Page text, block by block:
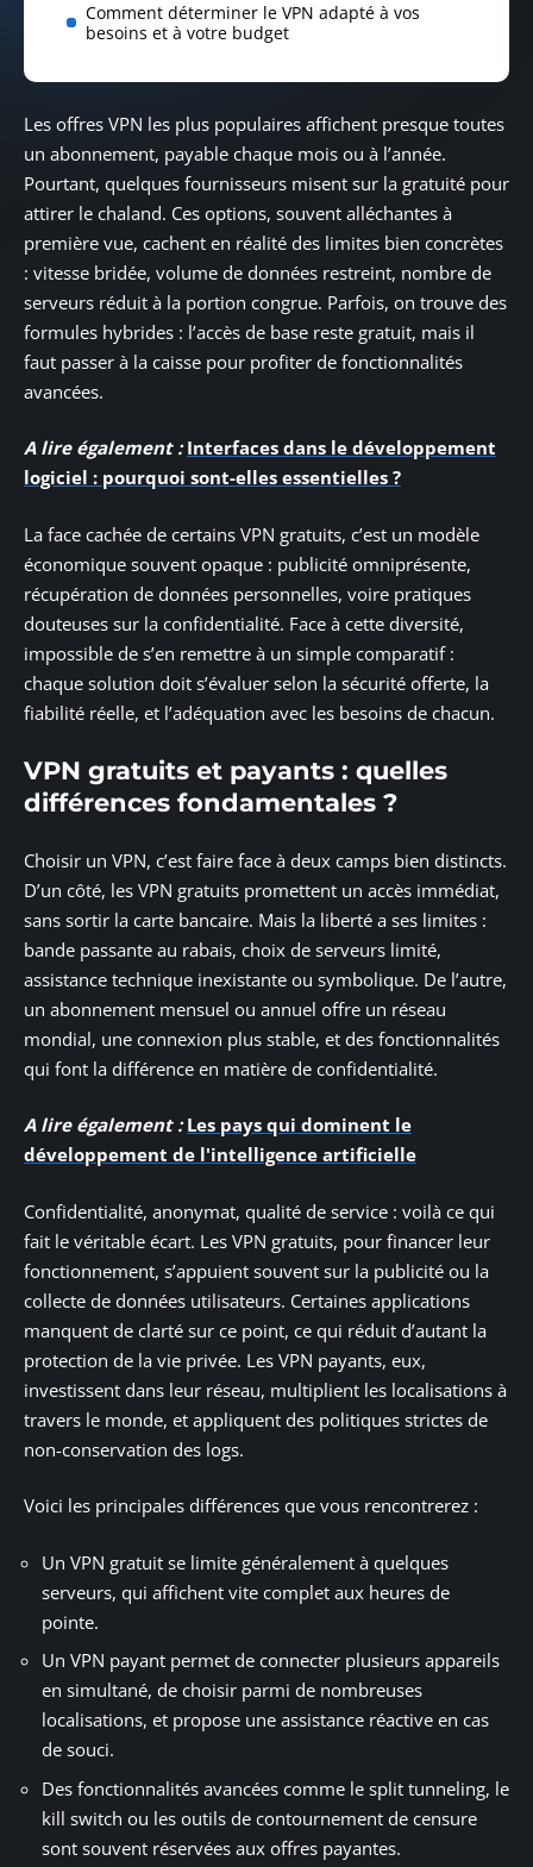
Comment déterminer le VPN adapté à vos
besoins et à votre budget
Les offres VPN les plus populaires affichent presque toutes
un abonnement, payable chaque mois ou à l’année.
Pourtant, quelques fournisseurs misent sur la gratuité pour
attirer le chaland. Ces options, souvent alléchantes à
première vue, cachent en réalité des limites bien concrètes
: vitesse bridée, volume de données restreint, nombre de
serveurs réduit à la portion congrue. Parfois, on trouve des
formules hybrides : l’accès de base reste gratuit, mais il
faut passer à la caisse pour profiter de fonctionnalités
avancées.
A lire également : Interfaces dans le développement
logiciel : pourquoi sont-elles essentielles ?
La face cachée de certains VPN gratuits, c’est un modèle
économique souvent opaque : publicité omniprésente,
récupération de données personnelles, voire pratiques
douteuses sur la confidentialité. Face à cette diversité,
impossible de s’en remettre à un simple comparatif :
chaque solution doit s’évaluer selon la sécurité offerte, la
fiabilité réelle, et l’adéquation avec les besoins de chacun.
VPN gratuits et payants : quelles
différences fondamentales ?
Choisir un VPN, c’est faire face à deux camps bien distincts.
D’un côté, les VPN gratuits promettent un accès immédiat,
sans sortir la carte bancaire. Mais la liberté a ses limites :
bande passante au rabais, choix de serveurs limité,
assistance technique inexistante ou symbolique. De l’autre,
un abonnement mensuel ou annuel offre un réseau
mondial, une connexion plus stable, et des fonctionnalités
qui font la différence en matière de confidentialité.
A lire également : Les pays qui dominent le
développement de l'intelligence artificielle
Confidentialité, anonymat, qualité de service : voilà ce qui
fait le véritable écart. Les VPN gratuits, pour financer leur
fonctionnement, s’appuient souvent sur la publicité ou la
collecte de données utilisateurs. Certaines applications
manquent de clarté sur ce point, ce qui réduit d’autant la
protection de la vie privée. Les VPN payants, eux,
investissent dans leur réseau, multiplient les localisations à
travers le monde, et appliquent des politiques strictes de
non-conservation des logs.
Voici les principales différences que vous rencontrerez :
Un VPN gratuit se limite généralement à quelques
serveurs, qui affichent vite complet aux heures de
pointe.
Un VPN payant permet de connecter plusieurs appareils
en simultané, de choisir parmi de nombreuses
localisations, et propose une assistance réactive en cas
de souci.
Des fonctionnalités avancées comme le split tunneling, le
kill switch ou les outils de contournement de censure
sont souvent réservées aux offres payantes.